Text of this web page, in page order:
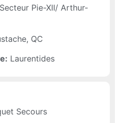
Secteur Pie-XII/ Arthur-
QC
Laurentides
Secours